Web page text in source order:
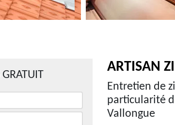
GRATUIT
ARTISAN
Entretien de
particularité
Vallongue